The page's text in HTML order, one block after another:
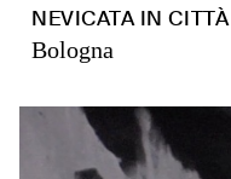
NEVICATA IN CITTÀ
Bologna